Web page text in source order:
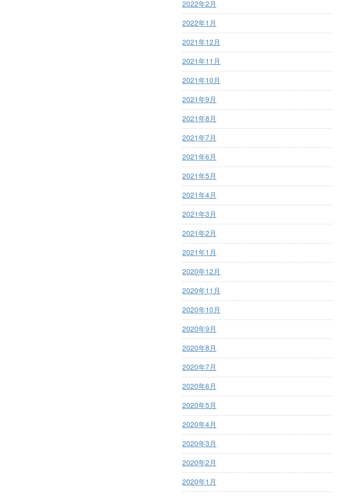
2022年2月
2022年1月
2021年12月
2021年11月
2021年10月
2021年9月
2021年8月
2021年7月
2021年6月
2021年5月
2021年4月
2021年3月
2021年2月
2021年1月
2020年12月
2020年11月
2020年10月
2020年9月
2020年8月
2020年7月
2020年6月
2020年5月
2020年4月
2020年3月
2020年2月
2020年1月